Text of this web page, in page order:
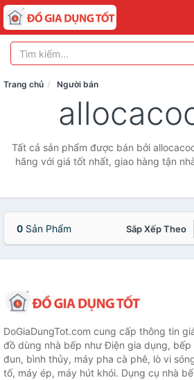
Trang chủ Người bán
Tất cả sản phẩm được bán bởi
hãng với giá tốt nhất, giao hàng tận
0 Sản Phẩm Sắp Xếp Theo
DoGiaDungTot.com cung cấp thông tin
đồ dùng nhà bếp như Điện gia dụng, bếp
đun, bình thủy, máy pha cà phê, lò vi
tố, máy ép, máy hút khói. Dụng cụ nhà